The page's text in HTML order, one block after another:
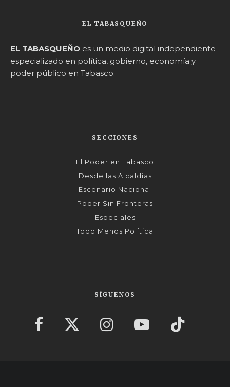
EL TABASQUEÑO
EL TABASQUEÑO es un medio digital independiente
especializado en política, gobierno, economía y
poder público en Tabasco.
SECCIONES
El Poder en Tabasco
Desde las Alcaldías
Escenario Nacional
Poder Sin Fronteras
Especiales
Todo Menos Política
SÍGUENOS